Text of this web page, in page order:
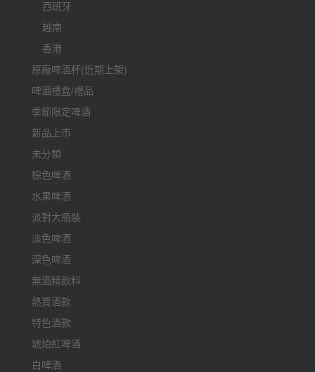
西班牙
越南
香港
原廠啤酒杯(近期上架)
啤酒禮盒/禮品
季節限定啤酒
新品上市
未分類
棕色啤酒
水果啤酒
派對大瓶裝
淡色啤酒
深色啤酒
無酒精飲料
熱賣酒款
特色酒款
琥珀紅啤酒
白啤酒